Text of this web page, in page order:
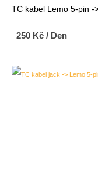
TC kabel Lemo 5-pin -
250 Kč / Den